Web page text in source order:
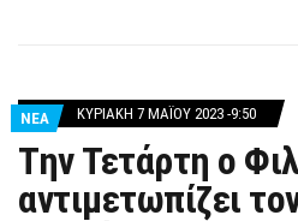
ΝΕΑ ΚΥΡΙΑΚΉ 7 ΜΑΪ́ΟΥ 2023 -9:50
Την Τετάρτη ο
αντιμετωπίζει